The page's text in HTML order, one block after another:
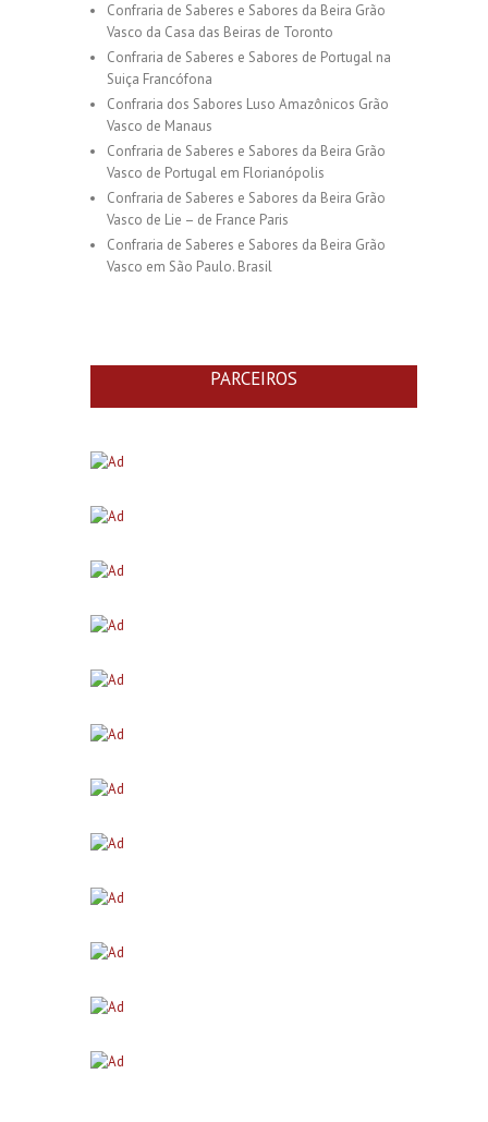
Confraria de Saberes e Sabores da Beira Grão
Vasco da Casa das Beiras de Toronto
Confraria de Saberes e Sabores de Portugal na
Suiça Francófona
Confraria dos Sabores Luso Amazônicos Grão
Vasco de Manaus
Confraria de Saberes e Sabores da Beira Grão
Vasco de Portugal em Florianópolis
Confraria de Saberes e Sabores da Beira Grão
Vasco de Lie – de France Paris
Confraria de Saberes e Sabores da Beira Grão
Vasco em São Paulo. Brasil
PARCEIROS